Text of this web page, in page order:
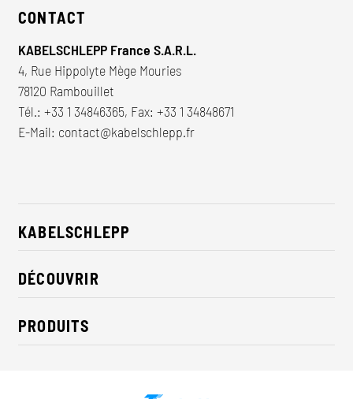
CONTACT
KABELSCHLEPP France S.A.R.L.
4, Rue Hippolyte Mège Mouries
78120 Rambouillet
Tél.: +33 1 34846365, Fax: +33 1 34848671
E-Mail: contact@kabelschlepp.fr
KABELSCHLEPP
À propos de nous
RSE / Durabilité
Contact
DÉCOUVRIR
Solutions pour l'industrie
Nouveautés
PRODUITS